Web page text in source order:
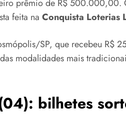
prêmio de R$
feita na Conquista Loterias
SP, que recebeu R$
modalidades mais
bilhetes